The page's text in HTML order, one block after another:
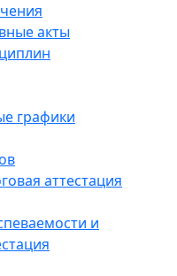
акты
графики
аттестация
и